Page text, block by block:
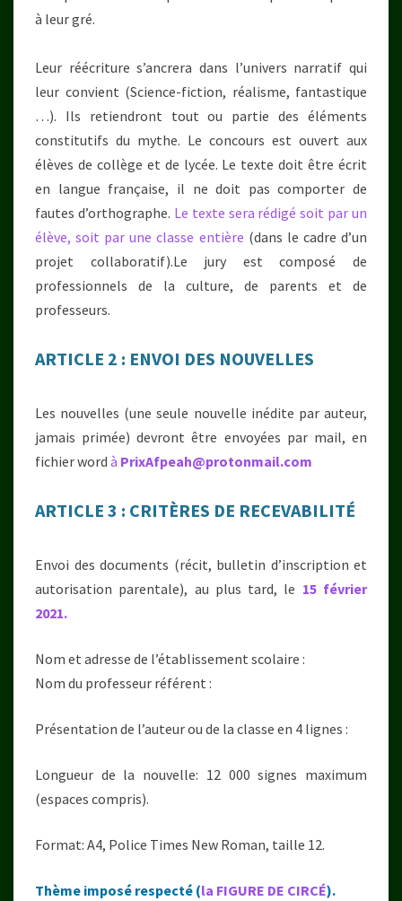
à leur gré.
Leur réécriture s’ancrera dans l’univers narratif qui
leur convient (Science-fiction, réalisme, fantastique
…). Ils retiendront tout ou partie des éléments
constitutifs du mythe. Le concours est ouvert aux
élèves de collège et de lycée. Le texte doit être écrit
en langue française, il ne doit pas comporter de
fautes d’orthographe. Le texte sera rédigé soit par un
élève, soit par une classe entière (dans le cadre d’un
projet collaboratif).Le jury est composé de
professionnels de la culture, de parents et de
professeurs.
ARTICLE 2 : ENVOI DES NOUVELLES
Les nouvelles (une seule nouvelle inédite par auteur,
jamais primée) devront être envoyées par mail, en
fichier word à PrixAfpeah@protonmail.com
ARTICLE 3 : CRITÈRES DE RECEVABILITÉ
Envoi des documents (récit, bulletin d’inscription et
autorisation parentale), au plus tard, le 15 février
2021.
Nom et adresse de l’établissement scolaire :
Nom du professeur référent :
Présentation de l’auteur ou de la classe en 4 lignes :
Longueur de la nouvelle: 12 000 signes maximum
(espaces compris).
Format: A4, Police Times New Roman, taille 12.
Thème imposé respecté (la FIGURE DE CIRCÉ).